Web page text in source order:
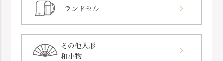
ランドセル
その他人形
和小物